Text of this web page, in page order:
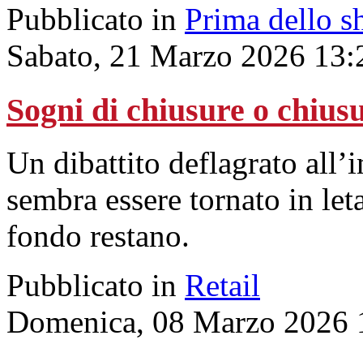
Pubblicato in Prima dello
Sabato, 21 Marzo 2026
Sogni di chiusure o
Un dibattito deflagrato
sembra essere tornato in
fondo restano.
Pubblicato in Retail
Domenica, 08 Marzo 2026